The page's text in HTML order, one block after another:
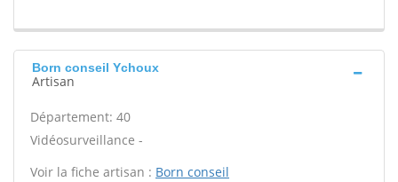
Born conseil Ychoux
Artisan
Département: 40
Vidéosurveillance -
Voir la fiche artisan : Born conseil